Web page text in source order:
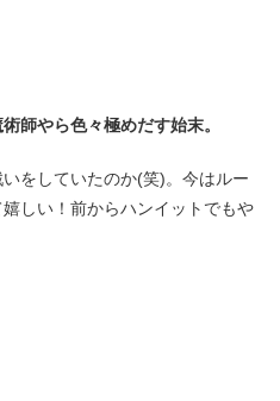
師やら色々極めだす始末。
をしていたのか(笑)。今はルー
しい！前からハンイットでもや